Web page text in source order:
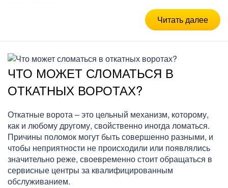
Читать далее
ЧТО МОЖЕТ СЛОМАТЬСЯ В
ОТКАТНЫХ ВОРОТАХ?
Откатные ворота – это цельный механизм, которому,
как и любому другому, свойственно иногда ломаться.
Причины поломок могут быть совершенно разными, и
чтобы неприятности не происходили или появлялись
значительно реже, своевременно стоит обращаться в
сервисные центры за квалифицированным
обслуживанием.